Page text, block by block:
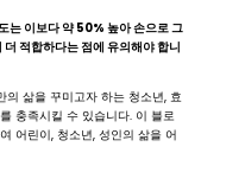
이보다 약 50% 높아 손으로 그
적합하다는 점에 유의해야 합니
의 삶을 꾸미고자 하는 청소년, 효
충족시킬 수 있습니다. 이 블로
어린이, 청소년, 성인의 삶을 어